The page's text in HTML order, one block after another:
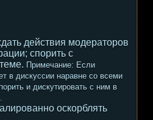
действия модераторов
спорить с
Примечание: Если
в дискуссии наравне со всеми
и дискутировать с ним в
оскорблять